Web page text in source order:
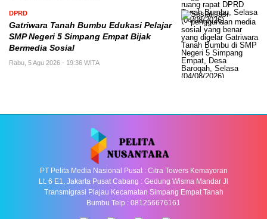
DPRD
Gatriwara Tanah Bumbu Edukasi Pelajar
SMP Negeri 5 Simpang Empat Bijak
Bermedia Sosial
Rabu, 5 Agu 2026 - 19:36 WITA
PT Pelita Media Nasional Pusat : Citra Towers Kemayoran
Lt. 6 E1, Jakarta Pusat Cabang : Gedung Wisma Mandar Jl
Transmigrasi Plajau Kecamatan Simpang Empat Tanah
Bumbu Telp : 081256676161